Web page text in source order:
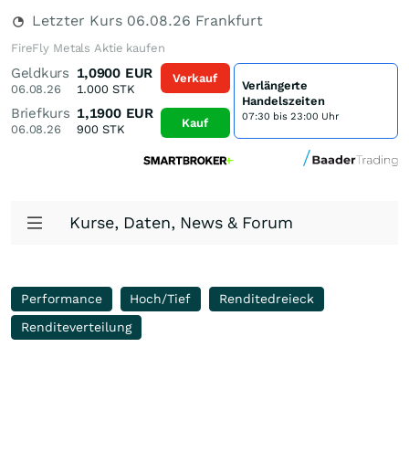
Letzter Kurs 06.08.26 Frankfurt
FireFly Metals Aktie kaufen
Geldkurs
06.08.26
1,0900 EUR
1.000STK
Briefkurs
06.08.26
1,1900 EUR
900STK
Verkauf
Kauf
Verlängerte
Handelszeiten
07:30 bis 23:00 Uhr
Kurse, Daten, News & Forum
Performance Hoch/Tief
Renditedreieck
Renditeverteilung